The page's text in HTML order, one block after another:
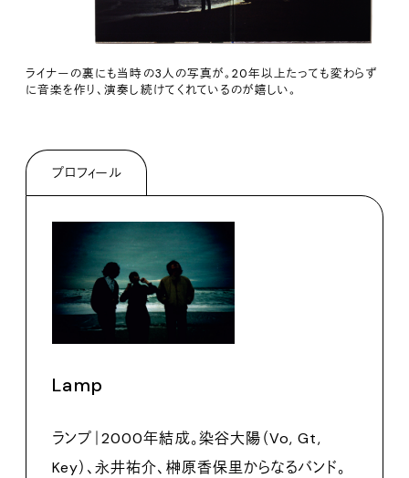
ライナーの裏にも当時の3人の写真が。20年以上たっても変わらず
に音楽を作り、演奏し続けてくれているのが嬉しい。
プロフィール
Lamp
ランプ｜2000年結成。染谷大陽（Vo, Gt,
Key）、永井祐介、榊原香保里からなるバンド。